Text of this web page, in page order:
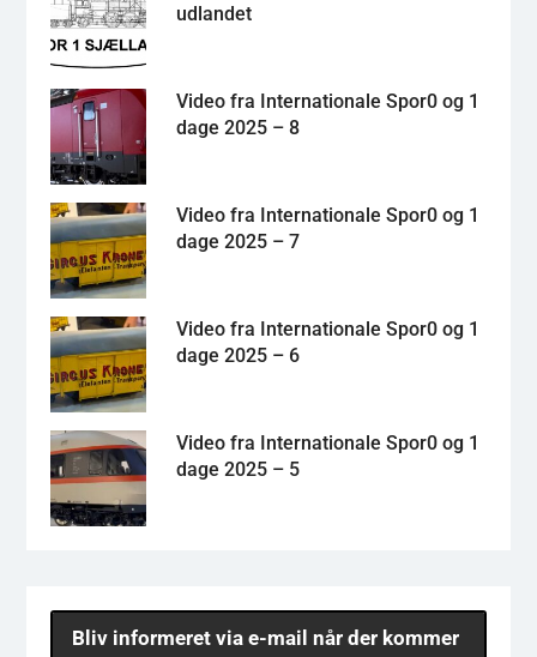
udlandet
Video fra Internationale Spor0 og 1
dage 2025 – 8
Video fra Internationale Spor0 og 1
dage 2025 – 7
Video fra Internationale Spor0 og 1
dage 2025 – 6
Video fra Internationale Spor0 og 1
dage 2025 – 5
Bliv informeret via e-mail når der kommer